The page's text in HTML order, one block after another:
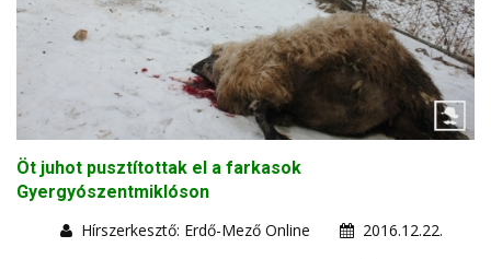
Öt juhot pusztítottak el a farkasok
Gyergyószentmiklóson
Hírszerkesztő: Erdő-Mező Online
2016.12.22.